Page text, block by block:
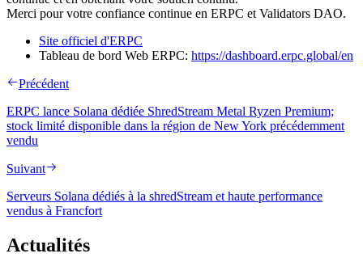
Merci pour votre confiance continue en ERPC et Validators DAO.
Site officiel d'ERPC
Tableau de bord Web ERPC: https://dashboard.erpc.global/en
Précédent
ERPC lance Solana dédiée ShredStream Metal Ryzen Premium;
stock limité disponible dans la région de New York précédemment
vendu
Suivant
Serveurs Solana dédiés à la shredStream et haute performance
vendus à Francfort
Actualités